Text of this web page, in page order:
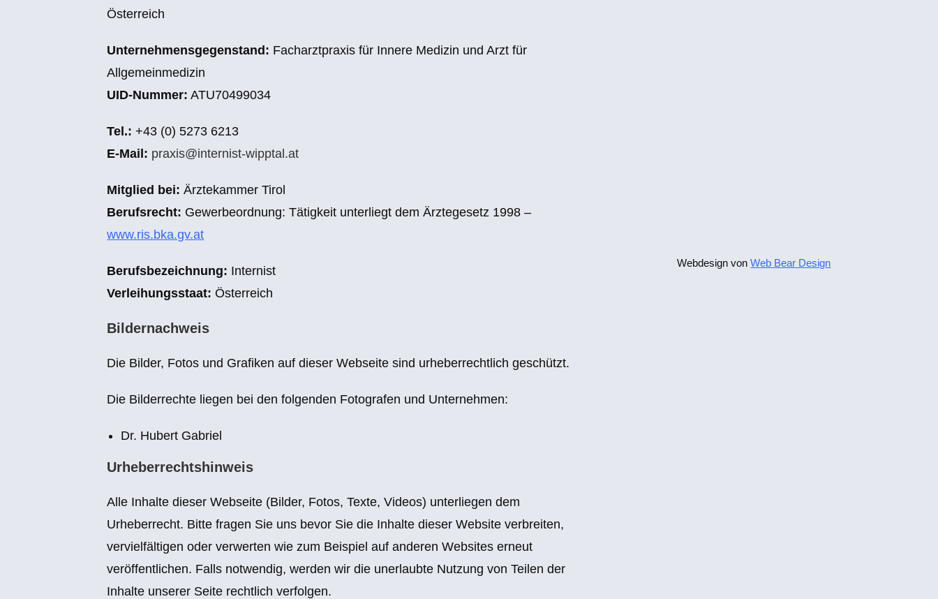
Österreich
Unternehmensgegenstand: Facharztpraxis für Innere Medizin und Arzt für
Allgemeinmedizin
UID-Nummer: ATU70499034
Tel.: +43 (0) 5273 6213
E-Mail: praxis@internist-wipptal.at
Mitglied bei: Ärztekammer Tirol
Berufsrecht: Gewerbeordnung: Tätigkeit unterliegt dem Ärztegesetz 1998 –
www.ris.bka.gv.at
Berufsbezeichnung: Internist
Verleihungsstaat: Österreich
Bildernachweis
Die Bilder, Fotos und Grafiken auf dieser Webseite sind urheberrechtlich geschützt.
Die Bilderrechte liegen bei den folgenden Fotografen und Unternehmen:
Dr. Hubert Gabriel
Urheberrechtshinweis
Alle Inhalte dieser Webseite (Bilder, Fotos, Texte, Videos) unterliegen dem
Urheberrecht. Bitte fragen Sie uns bevor Sie die Inhalte dieser Website verbreiten,
vervielfältigen oder verwerten wie zum Beispiel auf anderen Websites erneut
veröffentlichen. Falls notwendig, werden wir die unerlaubte Nutzung von Teilen der
Inhalte unserer Seite rechtlich verfolgen.
Webdesign vonWeb Bear Design